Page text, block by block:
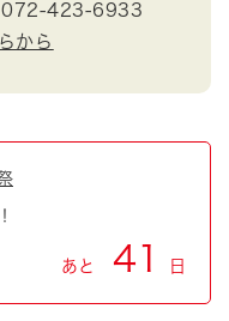
072-423-6933
から
あと 41 日